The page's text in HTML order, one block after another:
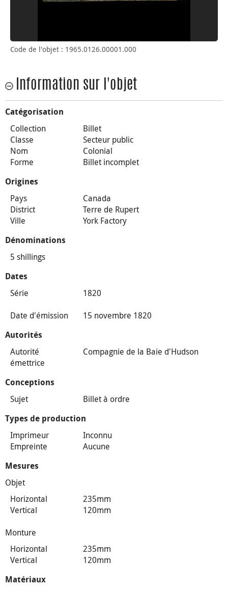
Code de l'objet : 1965.0126.00001.000
Information sur l'objet
Catégorisation
Collection
Billet
Classe
Secteur public
Nom
Colonial
Forme
Billet incomplet
Origines
Pays
Canada
District
Terre de Rupert
Ville
York Factory
Dénominations
5 shillings
Dates
Série
1820
Date d'émission
15 novembre 1820
Autorités
Autorité
émettrice
Compagnie de la Baie d'Hudson
Conceptions
Sujet Billet à ordre
Types de production
Imprimeur
Inconnu
Empreinte
Aucune
Mesures
Objet
Horizontal
235mm
Vertical
120mm
Monture
Horizontal
235mm
Vertical
120mm
Matériaux